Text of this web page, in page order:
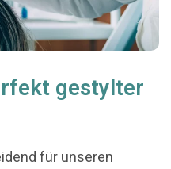
gestylter
für unseren